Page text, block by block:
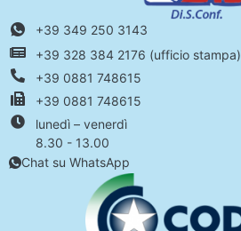
+39 349 250 3143
+39 328 384 2176 (ufficio stampa)
+39 0881 748615
+39 0881 748615
lunedì – venerdì
8.30 - 13.00
Chat su WhatsApp